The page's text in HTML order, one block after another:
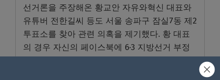
선거론을 주장해온 황교안 자유와혁신 대표와
유튜버 전한길씨 등도 서울 송파구 잠실7동 제2
투표소를 찾아 관련 의혹을 제기했다. 황 대표
의 경우 자신의 페이스북에 6·3 지방선거 부정